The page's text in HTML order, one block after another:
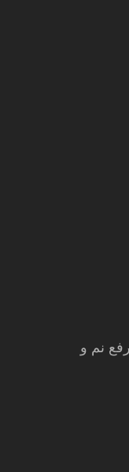
نم و